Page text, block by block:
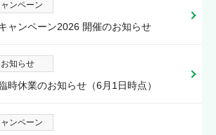
ンペーン
ャンペーン2026 開催のお知らせ
お知らせ
時休業のお知らせ（6月1日時点）
ンペーン